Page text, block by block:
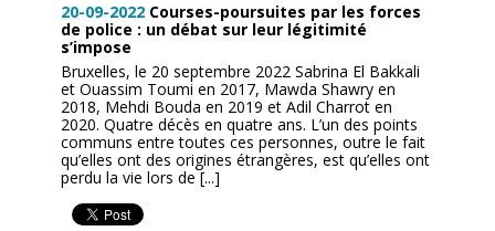
20-09-2022 Courses-poursuites par les forces
de police : un débat sur leur légitimité
s’impose
Bruxelles, le 20 septembre 2022 Sabrina El Bakkali
et Ouassim Toumi en 2017, Mawda Shawry en
2018, Mehdi Bouda en 2019 et Adil Charrot en
2020. Quatre décès en quatre ans. L’un des points
communs entre toutes ces personnes, outre le fait
qu’elles ont des origines étrangères, est qu’elles ont
perdu la vie lors de [...]